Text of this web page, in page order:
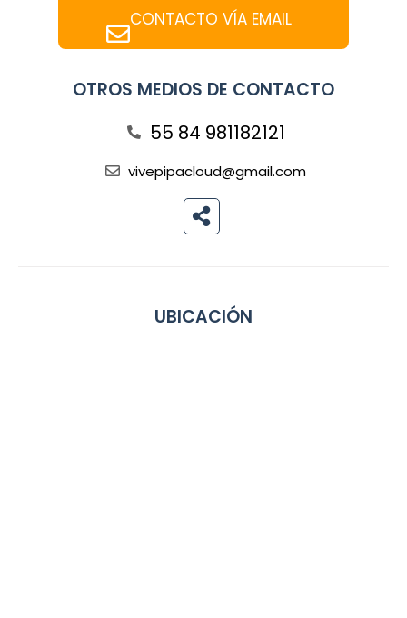
CONTACTO VÍA EMAIL
OTROS MEDIOS DE CONTACTO
55 84 981182121
vivepipacloud@gmail.com
UBICACIÓN